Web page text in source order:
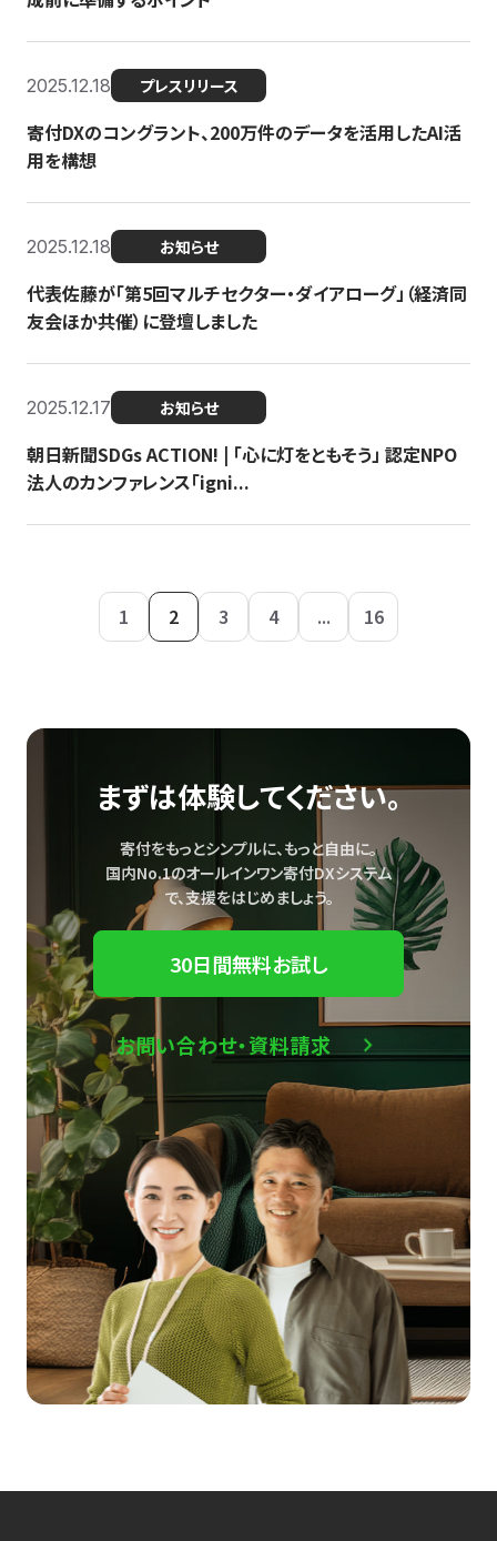
2025.12.18 プレスリリース
寄付DXのコングラント、200万件のデータを活用したAI活
用を構想
2025.12.18 お知らせ
代表佐藤が「第5回マルチセクター・ダイアローグ」（経済同
友会ほか共催）に登壇しました
2025.12.17 お知らせ
朝日新聞SDGs ACTION! | 「心に灯をともそう」 認定NPO
法人のカンファレンス「igni...
1 2 3 4 ... 16
まずは体験してください。
寄付をもっとシンプルに、もっと自由に。
国内No.1のオールインワン寄付DXシステム
で、支援をはじめましょう。
30日間無料お試し
お問い合わせ・資料請求